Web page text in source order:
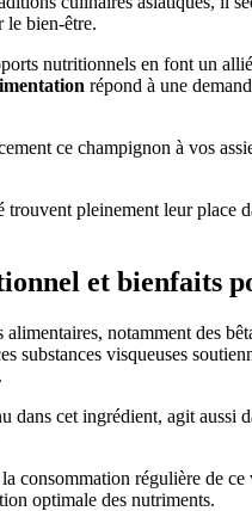
le bien-être.
nutritionnels en font un
répond à une
ce champignon à vos
pleinement leur place
et bienfaits
notamment des
substances visqueuses
dans cet ingrédient, agit aussi
la consommation régulière de
optimale des nutriments.